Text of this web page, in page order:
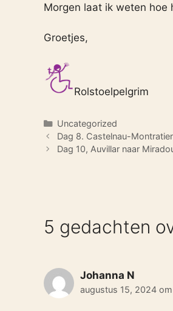
Morgen laat ik weten hoe
Groetjes,
Rolstoelpelgrim
Categorieën
Uncategorized
Dag 8. Castelnau-
Dag 10, Auvillar naar
5 gedachten
Johanna N
augustus 15, 2024 om